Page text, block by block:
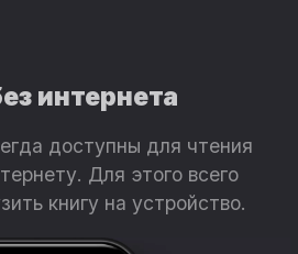
интернета
доступны для чтения
Для этого всего
книгу на устройство.